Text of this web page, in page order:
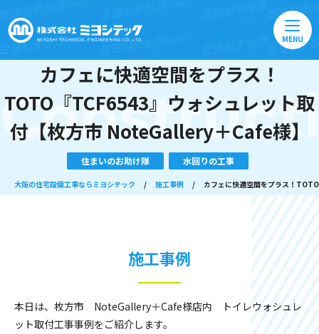
MENU
カフェに快適空間をプラス！
TOTO『TCF6543』ウォシュレット取
付【枚方市 NoteGallery＋Cafe様】
住まいのお助け隊 水回りの工事
大阪の住宅設備工事ならミヨシテック / 施工事例 / カフェに快適空間をプラス！
施工事例
本日は、枚方市 NoteGallery＋Cafe様店内 トイレウォシュレ
ット取付工事事例をご紹介します。